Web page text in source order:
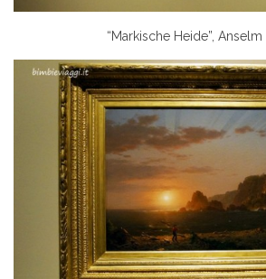
“Markische Heide”, Anselm